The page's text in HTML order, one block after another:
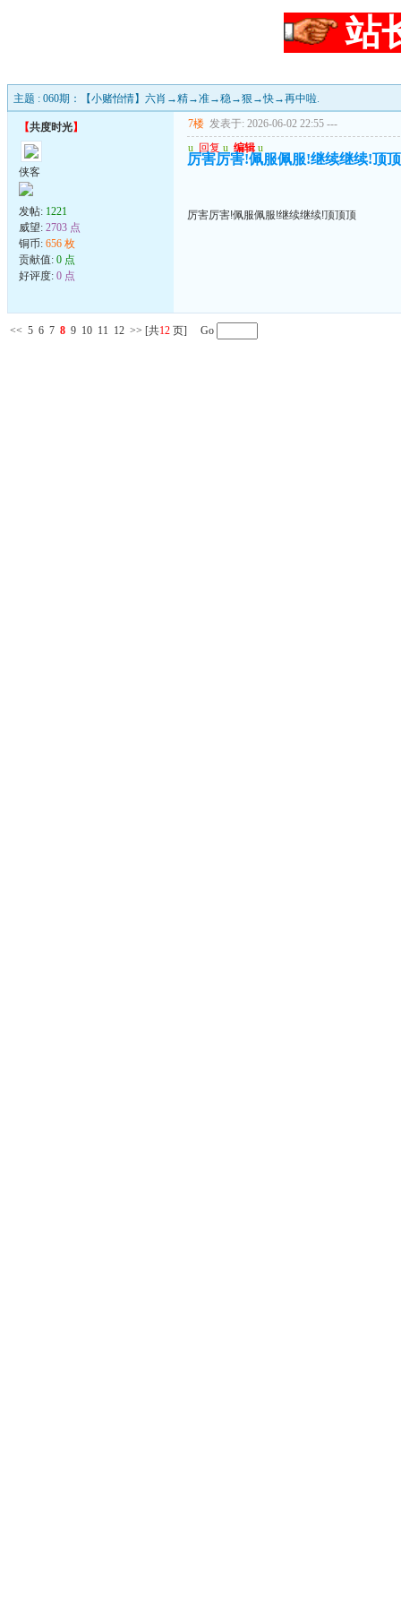
站
主题 : 060期：【小赌怡情】六肖→精→准→稳→狠→快→再中啦.
【共度时光】
侠客
发帖: 1221
威望: 2703 点
铜币: 656 枚
贡献值: 0 点
好评度: 0 点
7楼 发表于: 2026-06-02 22:55 ---
u 回复 u 编辑 u
厉害厉害!佩服佩服!继续继续!顶
厉害厉害!佩服佩服!继续继续!顶顶顶
<< 5 6 7 8 9 10 11 12 >> [共12 页] Go